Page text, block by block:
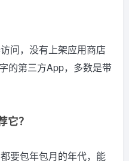
问，没有上架应用商店
的第三方App，多数是带
它？
要包年包月的年代，能